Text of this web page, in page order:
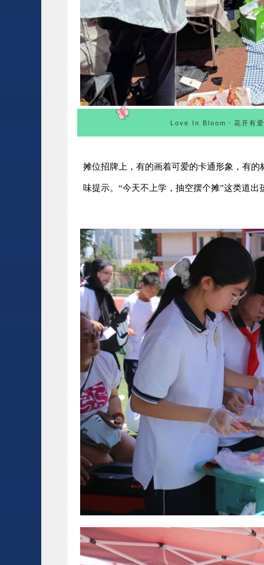
Love In Bloom・花开有爱
摊位招牌上，有的画着可爱的卡通形象，有
味提示。“今天不上学，抽空摆个摊”这类道出